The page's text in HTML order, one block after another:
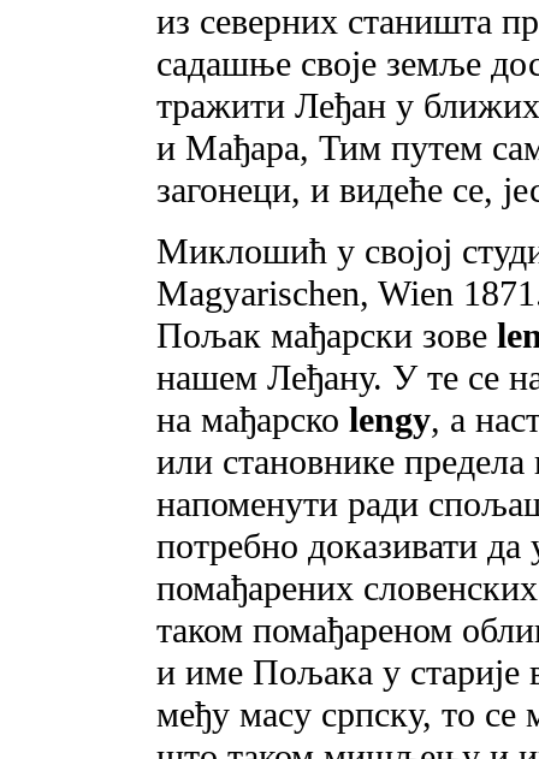
из северних станишта
садашње своје земље
тражити Леђан у
и Мађара, Тим путем
загонеци, и видеће се,
Миклошић у својој
Magyarischen, Wien
Пољак мађарски зове
нашем Леђану. У те се
на мађарско lengy, a
или становнике
напоменути ради
потребно доказивати да
помађарених
таком помађареном
и име Пољака у старије
међу масу српску, то